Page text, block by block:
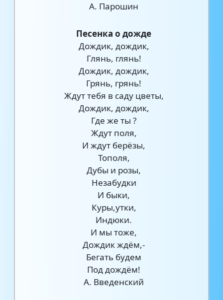
А. Парошин
Песенка о дожде
Дождик, дождик,
Глянь, глянь!
Дождик, дождик,
Грянь, грянь!
Ждут тебя в саду цветы,
Дождик, дождик,
Где же ты ?
Ждут поля,
И ждут берёзы,
Тополя,
Дубы и розы,
Незабудки
И быки,
Куры,утки,
Индюки.
И мы тоже,
Дождик ждём,-
Бегать будем
Под дождём!
А. Введенский